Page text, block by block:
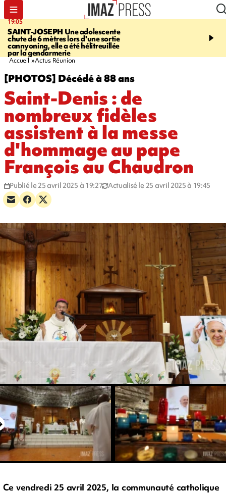
19:05
SAINT-JOSEPH Une adolescente
chute de 6 mètres lors d'une sortie
cannyoning, elle a été hélitreuillée
par la gendarmerie
20:44
rouée de coups,
Accueil Actus Réunion
[PHOTOS] Décédé à 88 ans
Saint-Denis : de
nombreux fidèles
assistent à la messe
d'hommage au pape
François au Chaudron
Publié le 25 avril 2025 à 19:27 Actualisé le 25 avril 2025 à 19:45
Ce vendredi 25 avril 2025, la communauté catholique